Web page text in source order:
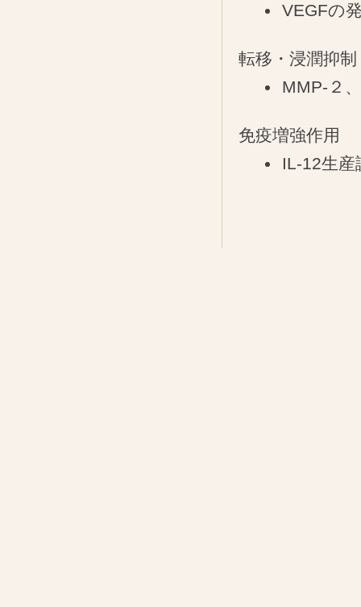
VEGFの
転移・浸潤抑制
MMP-２
免疫増強作用
IL-12生産